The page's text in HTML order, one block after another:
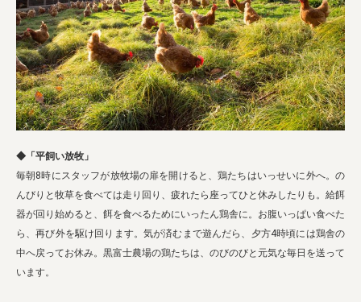
◆「平飼い放牧」
毎朝8時にスタッフが放牧場の扉を開けると、鶏たちはいっせいに外へ。の
んびりと牧草を食べては走り回り、疲れたら座ってひと休みしたりも。給餌
器が回り始めると、餌を食べるためにいったん鶏舎に。お腹いっぱい食べた
ら、再び外を駆け回ります。気が済むまで遊んだら、夕方4時頃には鶏舎の
中へ戻ってお休み。黒富士農場の鶏たちは、のびのびと元気な毎日を送って
います。